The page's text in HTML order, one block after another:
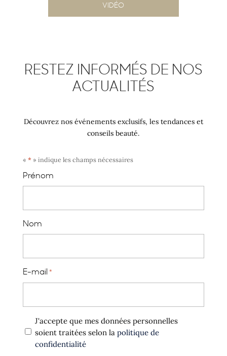
VIDÉO
RESTEZ INFORMÉS DE NOS
ACTUALITÉS
Découvrez nos événements exclusifs, les tendances et
conseils beauté.
« * » indique les champs nécessaires
Prénom
Nom
E-mail *
Politique
confidentialité
J'accepte que mes données personnelles
soient traitées selon la politique de
confidentialité